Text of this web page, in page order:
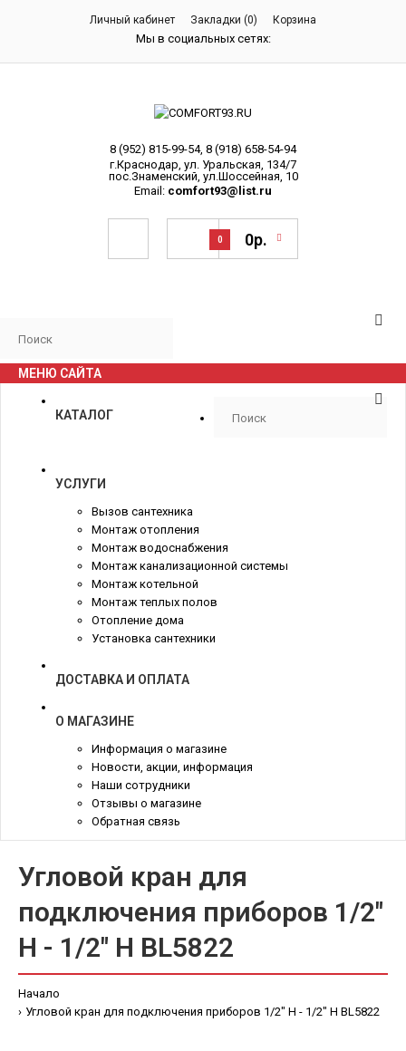
Личный кабинет Закладки (0) Корзина
Мы в социальных сетях:
8 (952) 815-99-54, 8 (918) 658-54-94
г.Краснодар, ул. Уральская, 134/7
пос.Знаменский, ул.Шоссейная, 10
Email: comfort93@list.ru
0 0р.
МЕНЮ САЙТА
КАТАЛОГ
УСЛУГИ
Вызов сантехника
Монтаж отопления
Монтаж водоснабжения
Монтаж канализационной системы
Монтаж котельной
Монтаж теплых полов
Отопление дома
Установка сантехники
ДОСТАВКА И ОПЛАТА
О МАГАЗИНЕ
Информация о магазине
Новости, акции, информация
Наши сотрудники
Отзывы о магазине
Обратная связь
Угловой кран для
подключения приборов 1/2"
Н - 1/2" Н BL5822
Начало
Угловой кран для подключения приборов 1/2" Н - 1/2" Н BL5822